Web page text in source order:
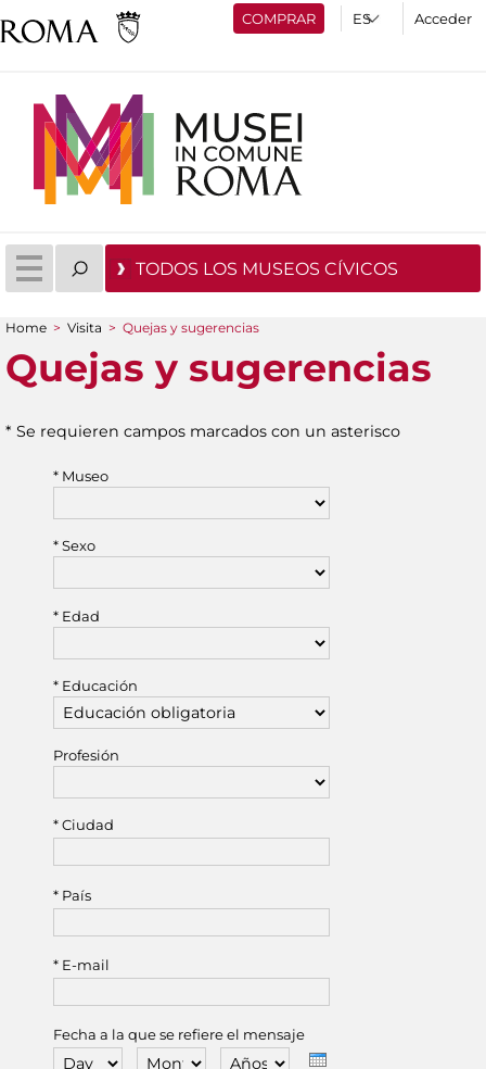
COMPRAR Acceder
TODOS LOS MUSEOS CÍVICOS
You are here
Home > Visita > Quejas y sugerencias
Quejas y sugerencias
* Se requieren campos marcados con un asterisco
* Museo
* Sexo
* Edad
* Educación
Profesión
* Ciudad
* País
* E-mail
Fecha a la que se refiere el mensaje
Day
Month Años